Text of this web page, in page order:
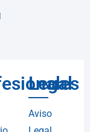
Legal
Aviso